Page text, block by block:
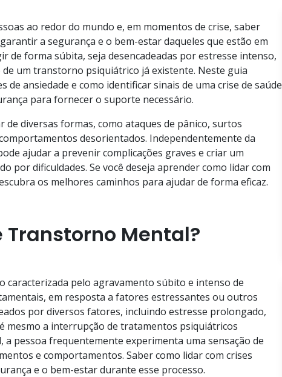
ao redor do mundo e, em momentos de crise, saber
a segurança e o bem-estar daqueles que estão em
de forma súbita, seja desencadeadas por estresse intenso,
um transtorno psiquiátrico já existente. Neste guia
de ansiedade e como identificar sinais de uma crise de saúde
para fornecer o suporte necessário.
de diversas formas, como ataques de pânico, surtos
desorientados. Independentemente da
ajudar a prevenir complicações graves e criar um
por dificuldades. Se você deseja aprender como lidar com
os melhores caminhos para ajudar de forma eficaz.
Transtorno Mental?
caracterizada pelo agravamento súbito e intenso de
em resposta a fatores estressantes ou outros
por diversos fatores, incluindo estresse prolongado,
mesmo a interrupção de tratamentos psiquiátricos
a pessoa frequentemente experimenta uma sensação de
e comportamentos. Saber como lidar com crises
e o bem-estar durante esse processo.